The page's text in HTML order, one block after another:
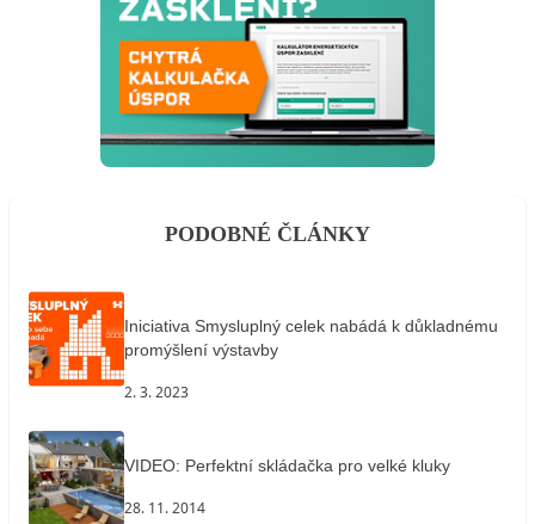
PODOBNÉ ČLÁNKY
Iniciativa Smysluplný celek nabádá k důkladnému
promýšlení výstavby
2. 3. 2023
VIDEO: Perfektní skládačka pro velké kluky
28. 11. 2014